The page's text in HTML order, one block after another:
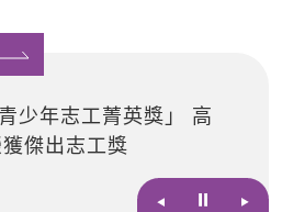
少年志工菁英獎」 高
傑出志工獎
⏸